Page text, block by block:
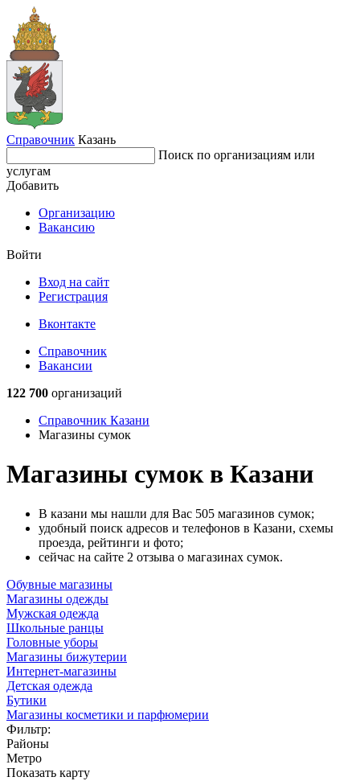
Справочник Казань
Поиск по организациям или
услугам
Добавить
Организацию
Вакансию
Войти
Вход на сайт
Регистрация
Вконтакте
Справочник
Вакансии
122 700 организаций
Справочник Казани
Магазины сумок
Магазины сумок в Казани
В казани мы нашли для Вас 505 магазинов сумок;
удобный поиск адресов и телефонов в Казани, схемы
проезда, рейтинги и фото;
сейчас на сайте 2 отзыва о магазинах сумок.
Обувные магазины
Магазины одежды
Мужская одежда
Школьные ранцы
Головные уборы
Магазины бижутерии
Интернет-магазины
Детская одежда
Бутики
Магазины косметики и парфюмерии
Фильтр:
Районы
Метро
Показать карту